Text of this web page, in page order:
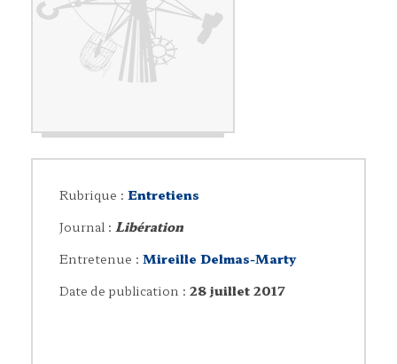
Rubrique : Entretiens
Journal : Libération
Entretenue : Mireille Delmas-Marty
Date de publication : 28 juillet 2017